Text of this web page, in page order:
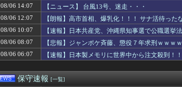
【画像】ディズニーのおいなり巻（600円）、卑猥すぎて賛否
三浪して春から医学生だけど大学生活に馴染めるか不安で咽
【トイペ】トイレ紙の輸入が4割増 中国製が拡大、国内品の
【事件】総額43億円超、人気アニメグッズを"大量注文しキ
【画像あり】松屋さん、食器の返却のみならず「仕分け」まで
【高市首相】「私が総裁かどうかとは分けて」 消費減税「2
アニメ「ヤニねこ」、BPOで議論 視聴者から「◯◯◯なので
メンタリストDaiGo「SNS最大のデメリットは口を開く価値が
【悲報】元原爆資料館長「小学生に腐敗臭を嗅がせたい」発言
08/06 14:07
【ニュース】 台風13号、迷走・・・
08/06 12:07
【朗報】高市首相、爆乳化！！！ サナ活待った
08/06 10:07
【速報】日本共産党、沖縄県知事選で公職選挙
08/06 08:07
【悲報】ジャンポケ斉藤、懲役７年求刑ｗｗｗ
08/06 06:07
【速報】日本製メモリに世界中から注文殺到！
保守速報 [一覧]